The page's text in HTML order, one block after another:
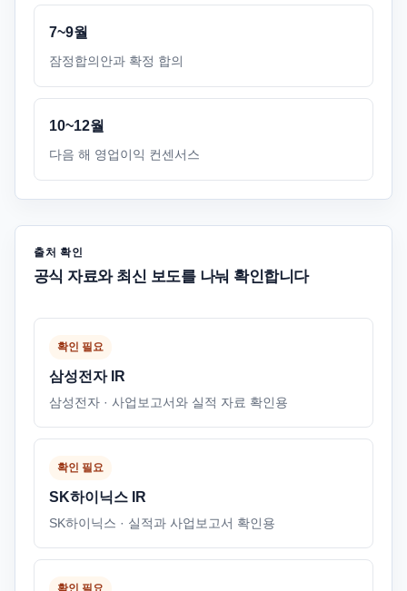
7~9월
잠정합의안과 확정 합의
10~12월
다음 해 영업이익 컨센서스
출처 확인
공식 자료와 최신 보도를 나눠 확인합니다
확인 필요
삼성전자 IR
삼성전자 · 사업보고서와 실적 자료 확인용
확인 필요
SK하이닉스 IR
SK하이닉스 · 실적과 사업보고서 확인용
확인 필요